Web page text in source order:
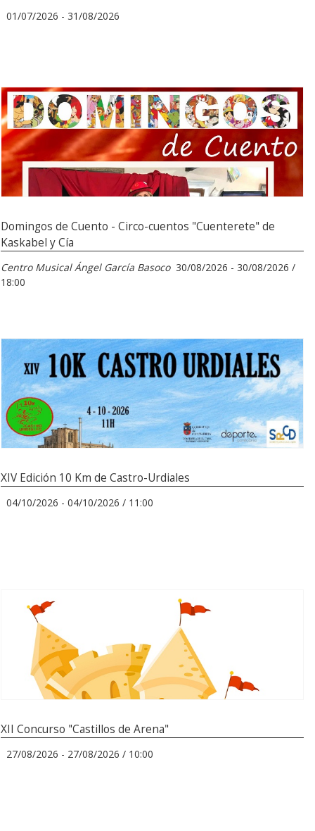
01/07/2026 - 31/08/2026
Domingos de Cuento - Circo-cuentos "Cuenterete" de
Kaskabel y Cía
Centro Musical Ángel García Basoco 30/08/2026 - 30/08/2026 /
18:00
XIV Edición 10 Km de Castro-Urdiales
04/10/2026 - 04/10/2026 / 11:00
XII Concurso "Castillos de Arena"
27/08/2026 - 27/08/2026 / 10:00